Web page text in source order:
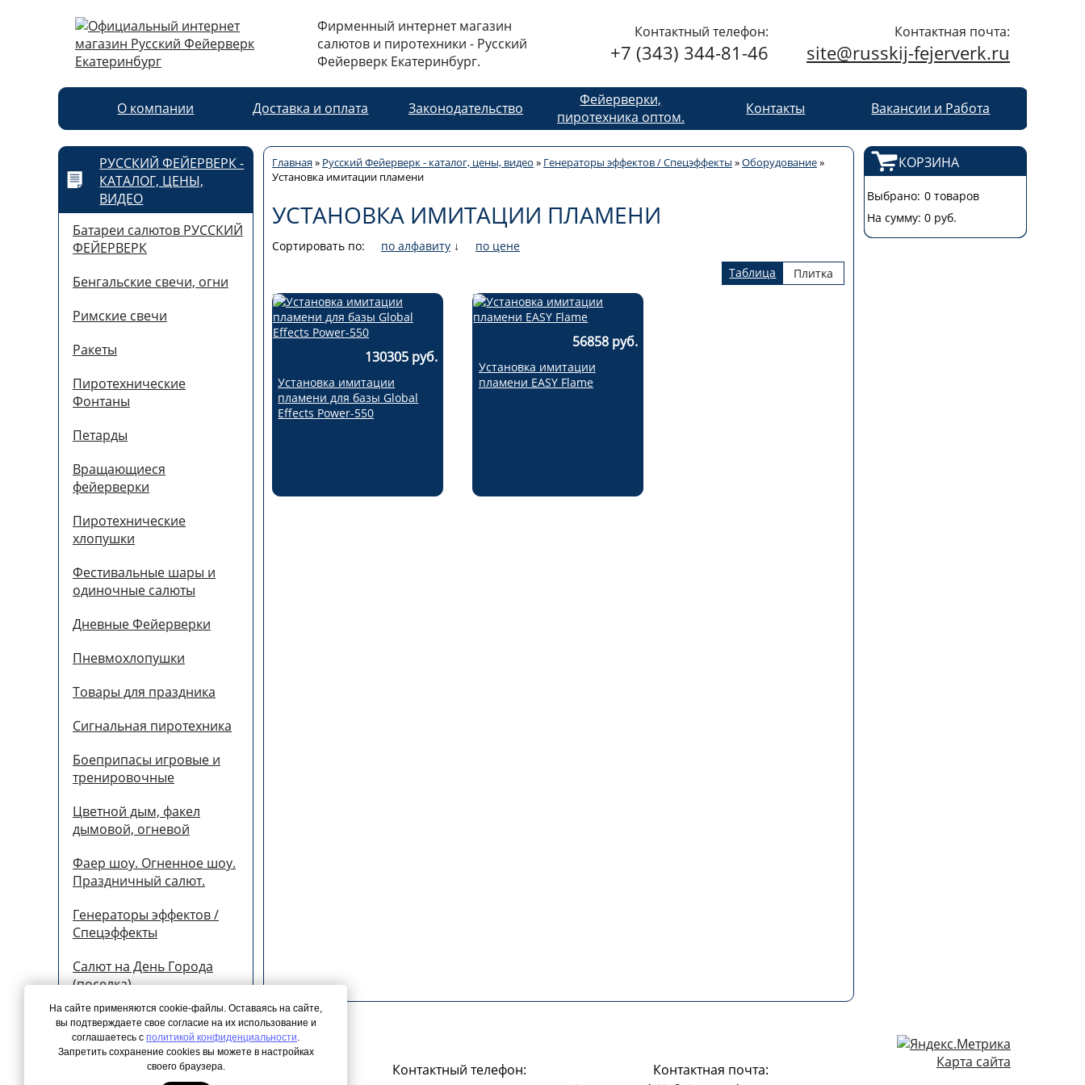
Фирменный интернет магазин
салютов и пиротехники - Русский
Фейерверк Екатеринбург.
Контактный телефон:
+7 (343) 344-81-46
Контактная почта:
site@russkij-fejerverk.ru
О компании Доставка и оплата Законодательство
Фейерверки,
пиротехника оптом.
Контакты Вакансии и Работа
РУССКИЙ ФЕЙЕРВЕРК -
КАТАЛОГ, ЦЕНЫ,
ВИДЕО
Батареи салютов РУССКИЙ
ФЕЙЕРВЕРК
Бенгальские свечи, огни
Римские свечи
Ракеты
Пиротехнические
Фонтаны
Петарды
Вращающиеся
фейерверки
Пиротехнические
хлопушки
Фестивальные шары и
одиночные салюты
Дневные Фейерверки
Пневмохлопушки
Товары для праздника
Сигнальная пиротехника
Боеприпасы игровые и
тренировочные
Цветной дым, факел
дымовой, огневой
Фаер шоу. Огненное шоу.
Праздничный салют.
Генераторы эффектов /
Спецэффекты
Салют на День Города
(поселка)
Главная» Русский Фейерверк - каталог, цены, видео » Генераторы эффектов / Спецэффекты »Оборудование»
Установка имитации пламени
УСТАНОВКА ИМИТАЦИИ ПЛАМЕНИ
Сортировать по: по алфавиту↓
по цене
Таблица
Плитка
130305 руб.
Установка имитации
пламени для базы Global
Effects Power-550
56858 руб.
Установка имитации
пламени EASY Flame
КОРЗИНА
Выбрано: 0 товаров
На сумму: 0 руб.
© 2026 Все права защищены Контактный телефон: Контактная почта: Карта сайта
На сайте применяются cookie-файлы. Оставаясь на сайте,
вы подтверждаете свое согласие на их использование и
соглашаетесь с политикой конфиденциальности.
Запретить сохранение cookies вы можете в настройках
своего браузера.